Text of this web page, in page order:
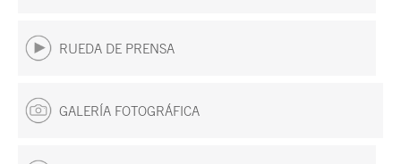
RUEDA DE PRENSA
GALERÍA FOTOGRÁFICA